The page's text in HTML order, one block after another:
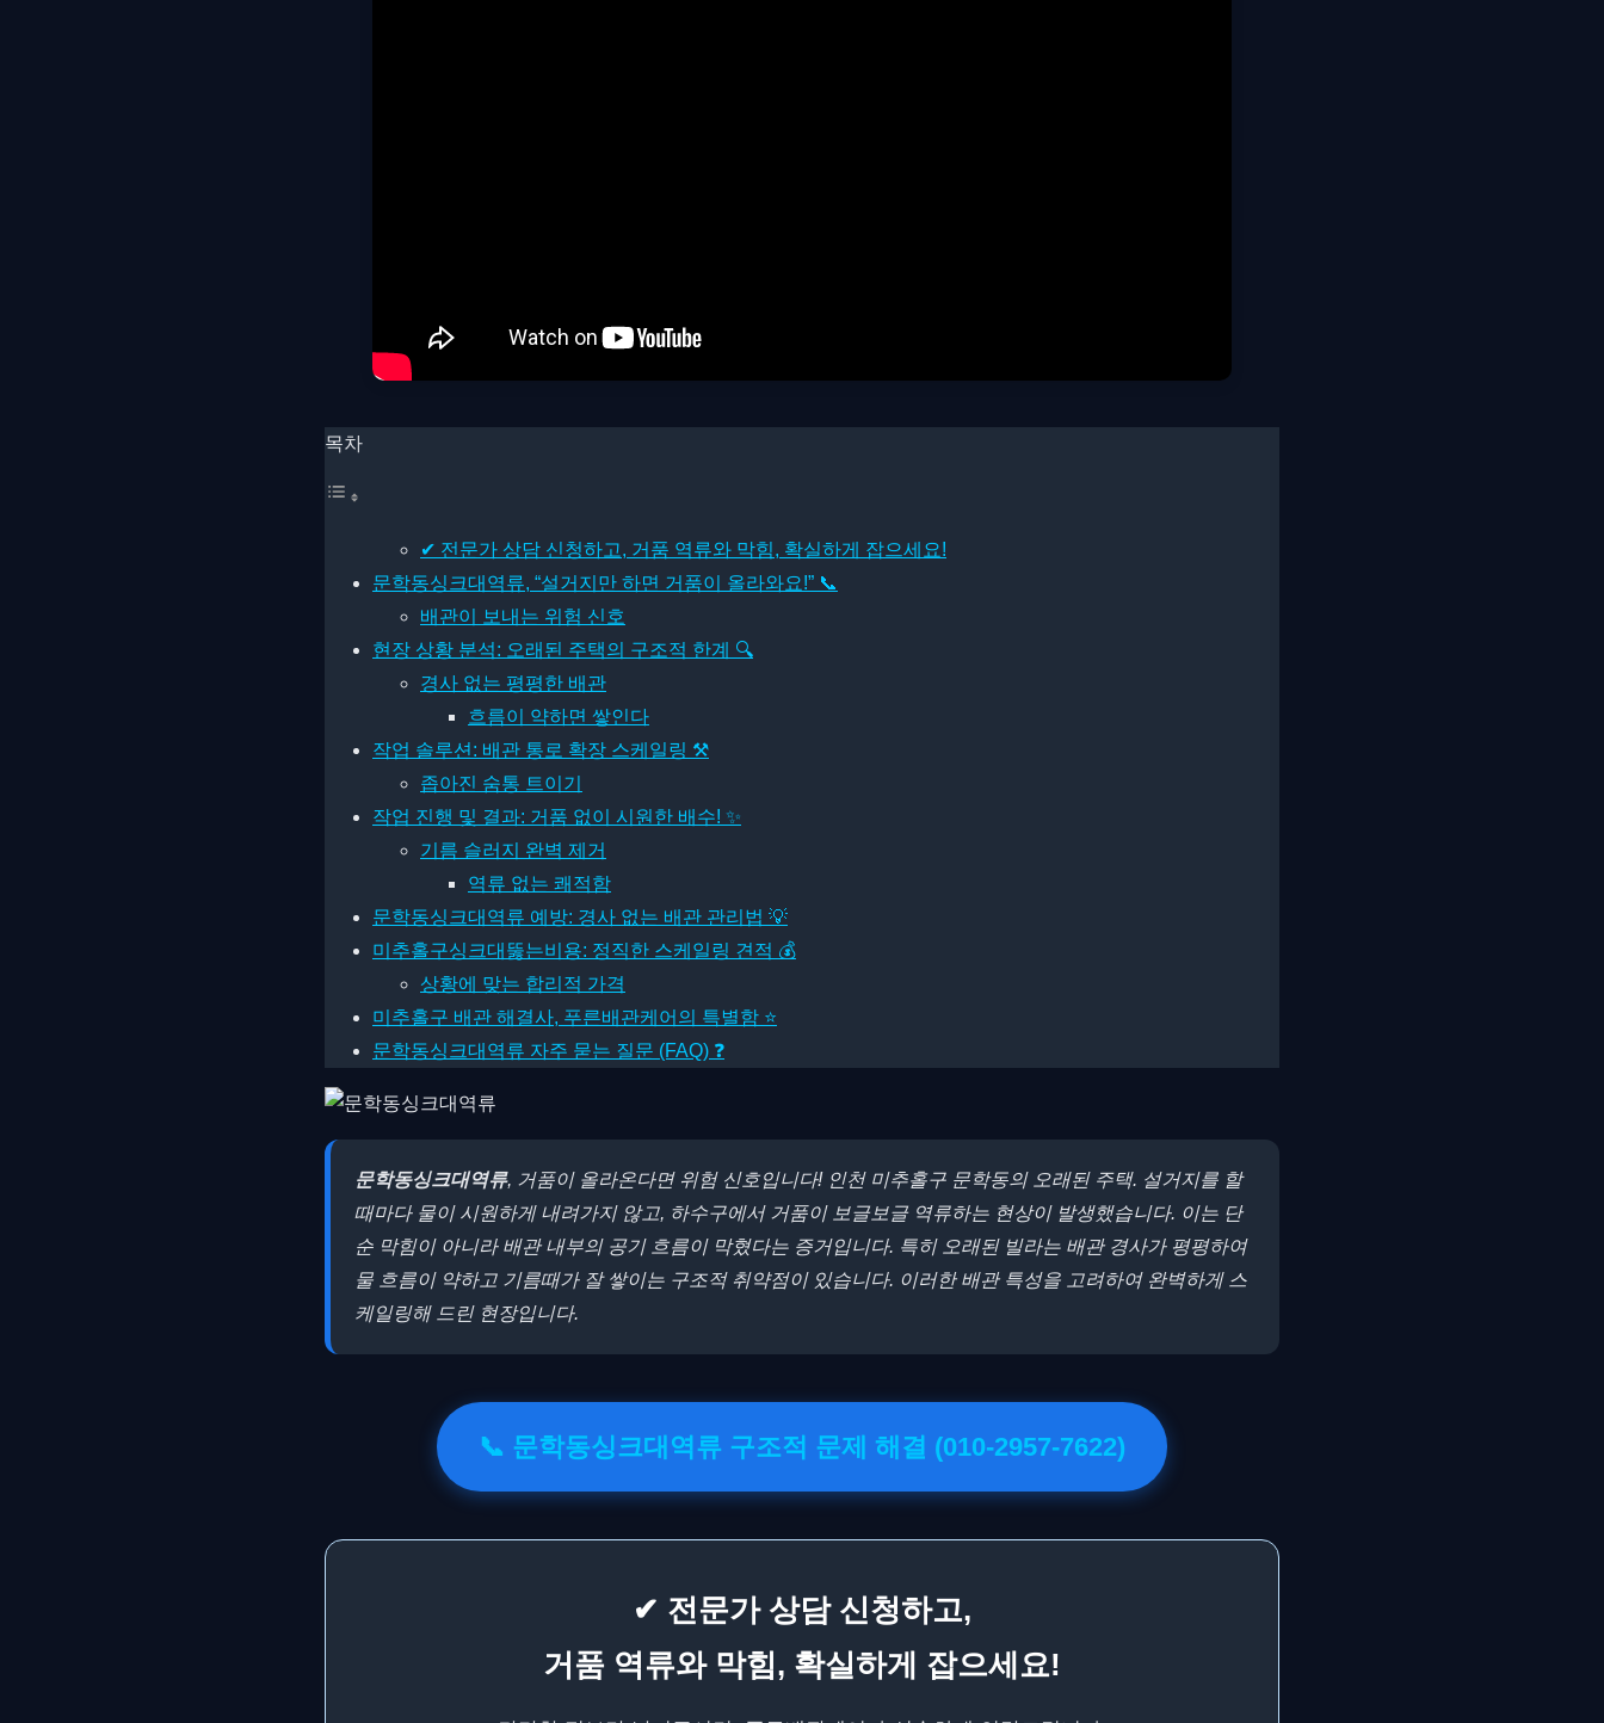
목차
✔ 전문가 상담 신청하고, 거품 역류와 막힘, 확실하게 잡으세요!
문학동싱크대역류, “설거지만 하면 거품이 올라와요!” 📞
배관이 보내는 위험 신호
현장 상황 분석: 오래된 주택의 구조적 한계 🔍
경사 없는 평평한 배관
흐름이 약하면 쌓인다
작업 솔루션: 배관 통로 확장 스케일링 ⚒
좁아진 숨통 트이기
작업 진행 및 결과: 거품 없이 시원한 배수! ✨
기름 슬러지 완벽 제거
역류 없는 쾌적함
문학동싱크대역류 예방: 경사 없는 배관 관리법 💡
미추홀구싱크대뚫는비용: 정직한 스케일링 견적 💰
상황에 맞는 합리적 가격
미추홀구 배관 해결사, 푸른배관케어의 특별함 ⭐
문학동싱크대역류 자주 묻는 질문 (FAQ) ❓
문학동싱크대역류, 거품이 올라온다면 위험 신호입니다! 인천 미추홀구 문학동의 오래된 주택. 설거지를 할
때마다 물이 시원하게 내려가지 않고, 하수구에서 거품이 보글보글 역류하는 현상이 발생했습니다. 이는 단
순 막힘이 아니라 배관 내부의 공기 흐름이 막혔다는 증거입니다. 특히 오래된 빌라는 배관 경사가 평평하여
물 흐름이 약하고 기름때가 잘 쌓이는 구조적 취약점이 있습니다. 이러한 배관 특성을 고려하여 완벽하게 스
케일링해 드린 현장입니다.
📞 문학동싱크대역류 구조적 문제 해결 (010-2957-7622)
✔ 전문가 상담 신청하고,
거품 역류와 막힘, 확실하게 잡으세요!